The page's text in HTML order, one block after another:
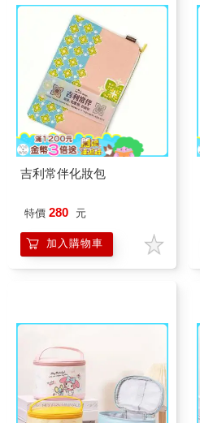
吉利常伴化妝包
特價 280 元
加入購物車